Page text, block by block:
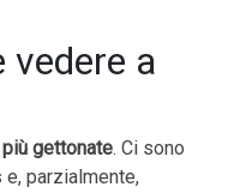
vedere a
gettonate. Ci sono
parzialmente,